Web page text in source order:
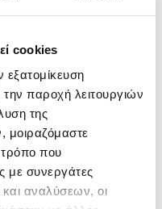
cookies
εξατομίκευση
παροχή λειτουργιών
της
μοιραζόμαστε
που
με συνεργάτες
αναλύσεων, οι
ΠΥΡ 2023» στο Διυλιστήριο
με αντικείμενο την εκδήλωση
Έκτασης (Β.Α.Μ.Ε.),
το πρωί της Παρασκευής,
Ασπροπύργου.
2023», διενεργήθηκε στο
Πυροσβεστικών Υπηρεσιών
από τις δυνάμεις της
Μεγάρων, της 1ης Ειδικής
(ΕΜΑΚ), του ΕΚΑΒ και της